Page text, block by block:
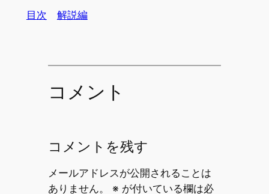
目次 解説編
コメント
コメントを残す
メールアドレスが公開されることは
ありません。
※ が付いている欄は必